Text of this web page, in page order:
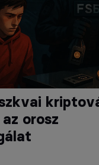
orosz